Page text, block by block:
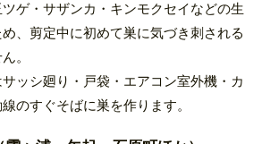
ゲ・サザンカ・キンモクセイなどの生
、剪定中に初めて巣に気づき刺される
。
ッシ廻り・戸袋・エアコン室外機・カ
のすぐそばに巣を作ります。